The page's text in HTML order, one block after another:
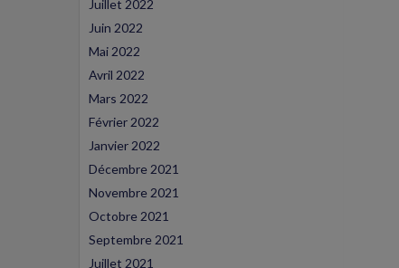
Juillet 2022
Juin 2022
Mai 2022
Avril 2022
Mars 2022
Février 2022
Janvier 2022
Décembre 2021
Novembre 2021
Octobre 2021
Septembre 2021
Juillet 2021